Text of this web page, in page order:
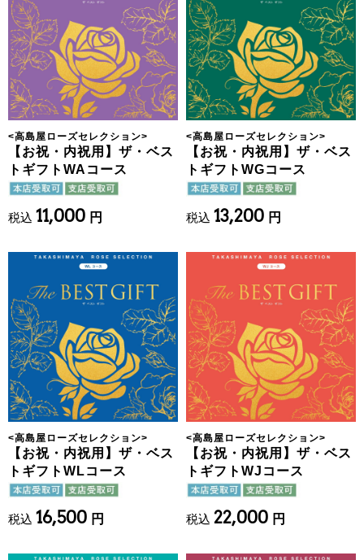
<高島屋ローズセレクション>
【お祝・内祝用】ザ・ベス
トギフトWAコース
税込 11,000 円
<高島屋ローズセレクション>
【お祝・内祝用】ザ・ベス
トギフトWGコース
税込 13,200 円
<高島屋ローズセレクション>
【お祝・内祝用】ザ・ベス
トギフトWLコース
税込 16,500 円
<高島屋ローズセレクション>
【お祝・内祝用】ザ・ベス
トギフトWJコース
税込 22,000 円